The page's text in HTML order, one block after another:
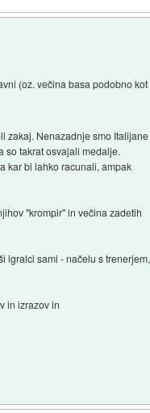
(oz. večina basa podobno kot
zakaj. Nenazadnje smo Italijane
so takrat osvajali medalje.
kar bi lahko racunali, ampak
"krompir" in večina zadetih
igralci sami - načelu s trenerjem,
in izrazov in